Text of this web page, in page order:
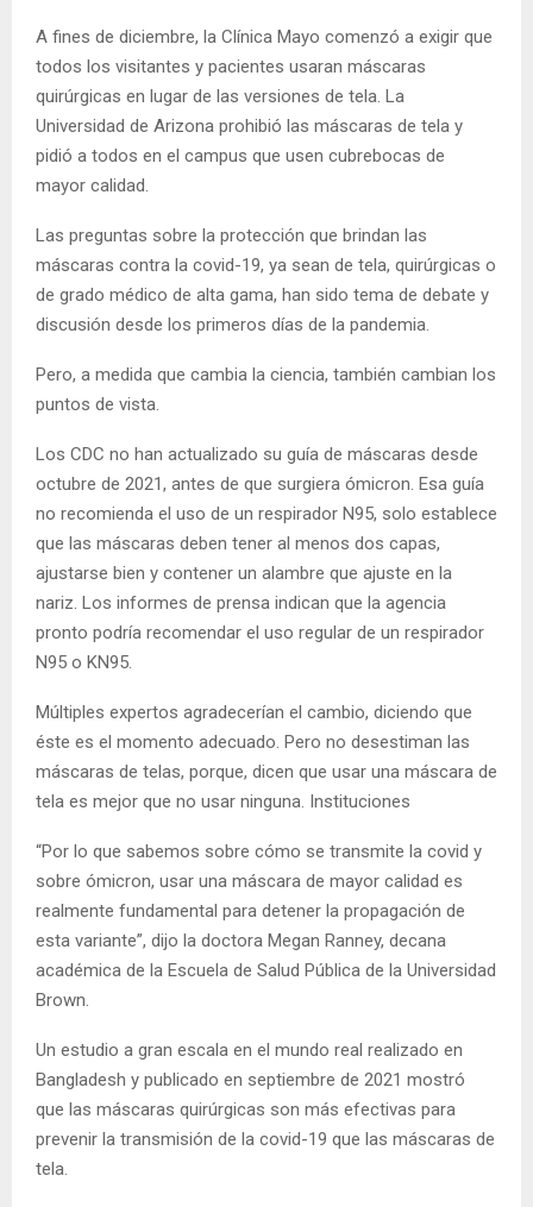
A fines de diciembre, la Clínica Mayo comenzó a exigir que
todos los visitantes y pacientes usaran máscaras
quirúrgicas en lugar de las versiones de tela. La
Universidad de Arizona prohibió las máscaras de tela y
pidió a todos en el campus que usen cubrebocas de
mayor calidad.
Las preguntas sobre la protección que brindan las
máscaras contra la covid-19, ya sean de tela, quirúrgicas o
de grado médico de alta gama, han sido tema de debate y
discusión desde los primeros días de la pandemia.
Pero, a medida que cambia la ciencia, también cambian los
puntos de vista.
Los CDC no han actualizado su guía de máscaras desde
octubre de 2021, antes de que surgiera ómicron. Esa guía
no recomienda el uso de un respirador N95, solo establece
que las máscaras deben tener al menos dos capas,
ajustarse bien y contener un alambre que ajuste en la
nariz. Los informes de prensa indican que la agencia
pronto podría recomendar el uso regular de un respirador
N95 o KN95.
Múltiples expertos agradecerían el cambio, diciendo que
éste es el momento adecuado. Pero no desestiman las
máscaras de telas, porque, dicen que usar una máscara de
tela es mejor que no usar ninguna. Instituciones
“Por lo que sabemos sobre cómo se transmite la covid y
sobre ómicron, usar una máscara de mayor calidad es
realmente fundamental para detener la propagación de
esta variante”, dijo la doctora Megan Ranney, decana
académica de la Escuela de Salud Pública de la Universidad
Brown.
Un estudio a gran escala en el mundo real realizado en
Bangladesh y publicado en septiembre de 2021 mostró
que las máscaras quirúrgicas son más efectivas para
prevenir la transmisión de la covid-19 que las máscaras de
tela.